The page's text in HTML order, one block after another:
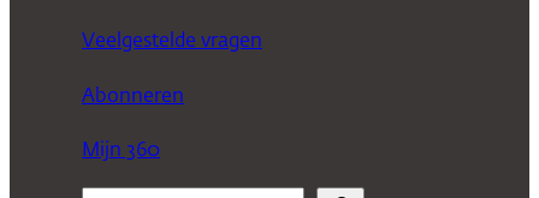
Veelgestelde vragen
Abonneren
Mijn 360